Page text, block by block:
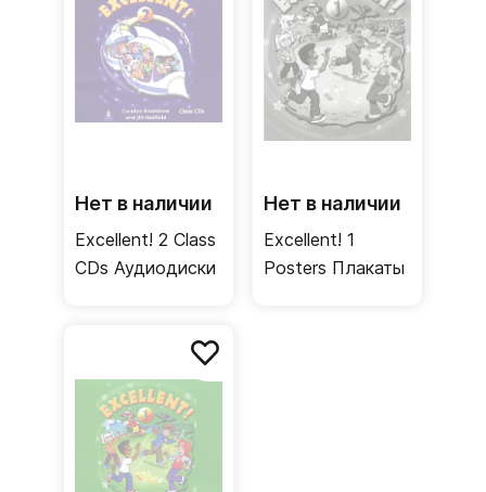
Нет в наличии
Excellent! 2 Class
CDs Аудиодиски
Нет в наличии
Excellent! 1
Posters Плакаты